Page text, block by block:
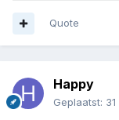
Quote
Happy
Geplaatst: